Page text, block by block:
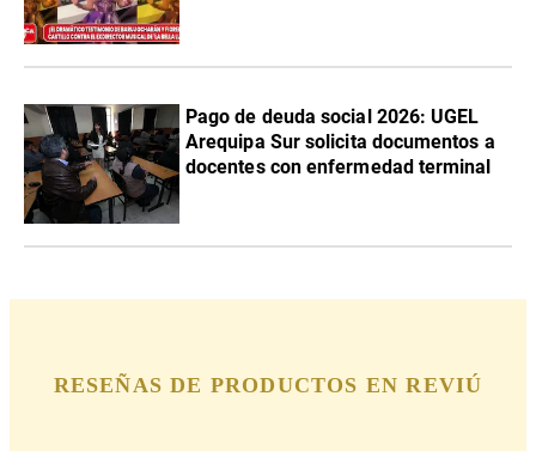
Pago de deuda social 2026: UGEL
Arequipa Sur solicita documentos a
docentes con enfermedad terminal